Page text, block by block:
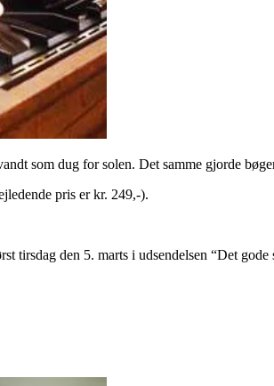
som dug for solen. Det samme gjorde
pris er kr. 249,-).
den 5. marts i udsendelsen “Det gode